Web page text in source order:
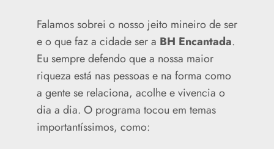
Falamos sobrei o nosso jeito mineiro de ser
e o que faz a cidade ser a BH Encantada.
Eu sempre defendo que a nossa maior
riqueza está nas pessoas e na forma como
a gente se relaciona, acolhe e vivencia o
dia a dia. O programa tocou em temas
importantíssimos, como: